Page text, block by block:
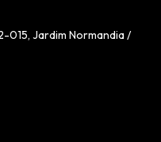
015, Jardim Normandia /